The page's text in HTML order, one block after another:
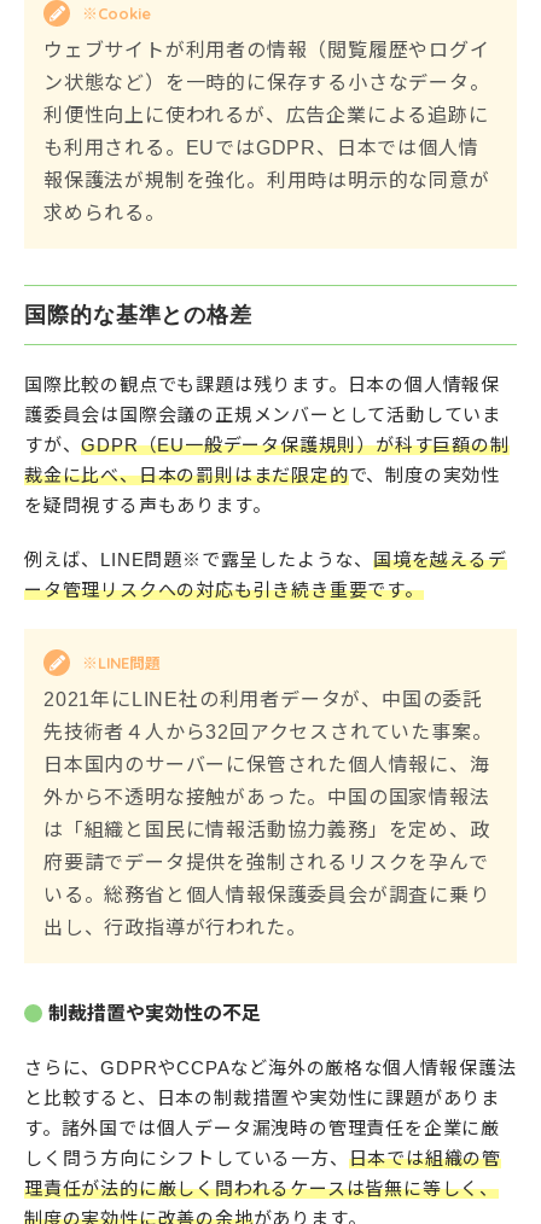
※Cookie
ウェブサイトが利用者の情報（閲覧履歴やログイ
ン状態など）を一時的に保存する小さなデータ。
利便性向上に使われるが、広告企業による追跡に
も利用される。EUではGDPR、日本では個人情
報保護法が規制を強化。利用時は明示的な同意が
求められる。
国際的な基準との格差
国際比較の観点でも課題は残ります。日本の個人情報保
護委員会は国際会議の正規メンバーとして活動していま
すが、GDPR（EU一般データ保護規則）が科す巨額の制
裁金に比べ、日本の罰則はまだ限定的で、制度の実効性
を疑問視する声もあります。
例えば、LINE問題※で露呈したような、 国境を越えるデ
ータ管理リスクへの対応も引き続き重要です。
※LINE問題
2021年にLINE社の利用者データが、中国の委託
先技術者４人から32回アクセスされていた事案。
日本国内のサーバーに保管された個人情報に、海
外から不透明な接触があった。中国の国家情報法
は「組織と国民に情報活動協力義務」を定め、政
府要請でデータ提供を強制されるリスクを孕んで
いる。総務省と個人情報保護委員会が調査に乗り
出し、行政指導が行われた。
制裁措置や実効性の不足
さらに、GDPRやCCPAなど海外の厳格な個人情報保護法
と比較すると、日本の制裁措置や実効性に課題がありま
す。諸外国では個人データ漏洩時の管理責任を企業に厳
しく問う方向にシフトしている一方、 日本では組織の管
理責任が法的に厳しく問われるケースは皆無に等しく、
制度の実効性に改善の余地があります。